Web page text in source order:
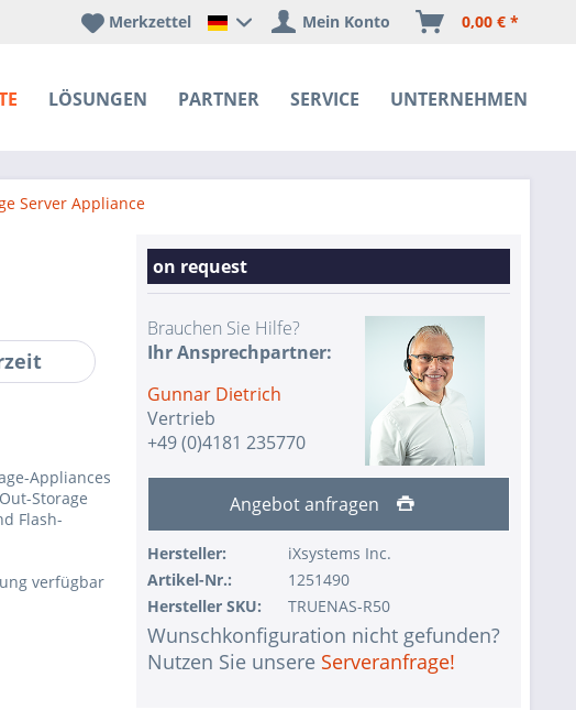
LÖSUNGEN PARTNER SERVICE UNTERNEHMEN
Happyware Deutschland
Merkzettel Mein Konto 0,00 € *
Server Appliance
Appliances
Storage
Flash-
verfügbar
on request
Brauchen Sie Hilfe?
Ihr Ansprechpartner:
Gunnar Dietrich
Vertrieb
+49 (0)4181 235770
Angebot anfragen
Hersteller:
iXsystems Inc.
Artikel-Nr.:
1251490
Hersteller SKU:
TRUENAS-R50
Wunschkonfiguration nicht gefunden?
Nutzen Sie unsere Serveranfrage!